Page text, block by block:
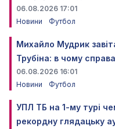
06.08.2026 17:01
Новини
Футбол
Михайло Мудрик
Трубіна: в чому
06.08.2026 16:01
Новини
Футбол
УПЛ ТБ на 1-му турі
рекордну глядацьку